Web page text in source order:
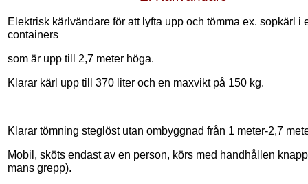
Elektrisk kärlvändare för att lyfta upp och tömma ex. sopkärl i
containers
som är upp till 2,7 meter höga.
Klarar kärl upp till 370 liter och en maxvikt på 150 kg.
Klarar tömning steglöst utan ombyggnad från 1 meter-2,7
Mobil, sköts endast av en person, körs med handhållen
mans grepp).